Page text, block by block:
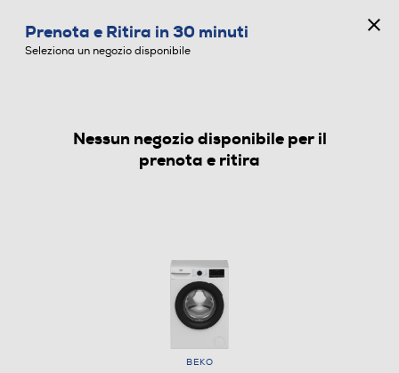
LAVATRICI STANDARD
Prenota e Ritira in 30 minuti
Seleziona un negozio disponibile
Nessun negozio disponibile per il
prenota e ritira
BEKO